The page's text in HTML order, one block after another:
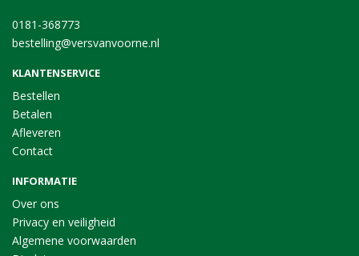
0181-368773
bestelling@versvanvoorne.nl
KLANTENSERVICE
Bestellen
Betalen
Afleveren
Contact
INFORMATIE
Over ons
Privacy en veiligheid
Algemene voorwaarden